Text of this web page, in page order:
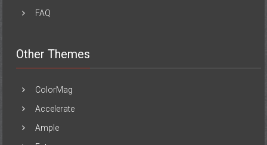
FAQ
Other Themes
ColorMag
Accelerate
Ample